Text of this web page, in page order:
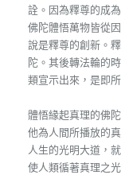
詮。因為釋尊的成
佛陀體悟萬物皆從
說是釋尊的創新。
陀。其後轉法輪的
類宣示出來，是即
體悟緣起真理的佛
他為人間所播放的
人生的光明大道，
使人類循著真理之